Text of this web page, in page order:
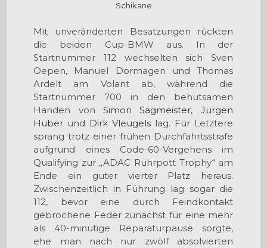
Schikane
Mit unveränderten Besatzungen rückten
die beiden Cup-BMW aus. In der
Startnummer 112 wechselten sich Sven
Oepen, Manuel Dormagen und Thomas
Ardelt am Volant ab, während die
Startnummer 700 in den behutsamen
Händen vonSimon Sagmeister,Jürgen
Huber und Dirk Vleugels lag. Für Letztere
sprang trotz einer frühen Durchfahrtsstrafe
aufgrund eines Code-60-Vergehens im
Qualifying zur „ADAC Ruhrpott Trophy“ am
Ende ein guter vierter Platz heraus.
Zwischenzeitlich in Führung lag sogar die
112, bevor eine durch Feindkontakt
gebrochene Feder zunächst für eine mehr
als 40-minütige Reparaturpause sorgte,
ehe man nach nur zwölf absolvierten